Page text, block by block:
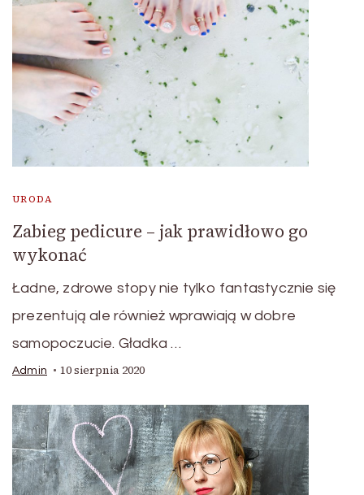
URODA
Zabieg pedicure – jak prawidłowo go
wykonać
Ładne, zdrowe stopy nie tylko fantastycznie się
prezentują ale również wprawiają w dobre
samopoczucie. Gładka …
Admin 10 sierpnia 2020